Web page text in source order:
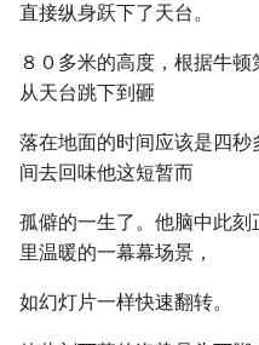
直接纵身跃下了天台。
８０多米的高度，根据牛
从天台跳下到砸
落在地面的时间应该是四
间去回味他这短暂而
孤僻的一生了。他脑中此
里温暖的一幕幕场景，
如幻灯片一样快速翻转。